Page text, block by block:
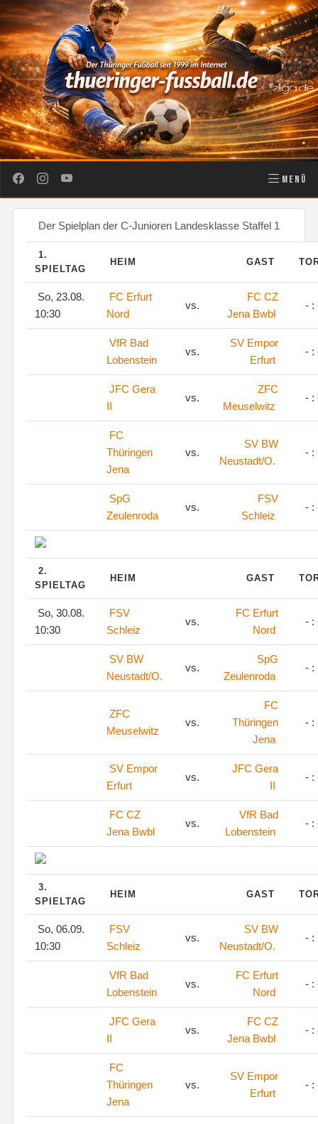
MENÜ
Der Spielplan der C-Junioren Landesklasse Staffel 1
1.
SPIELTAG
HEIM GAST
So, 23.08.
10:30
FC Erfurt
Nord
vs.
FC CZ
Jena Bwbl
- :
VfR Bad
Lobenstein
vs.
SV Empor
Erfurt
- :
JFC Gera
II
vs.
ZFC
Meuselwitz
- :
FC
Thüringen
Jena
vs.
SV BW
Neustadt/O.
- :
SpG
Zeulenroda
vs.
FSV
Schleiz
- :
2.
SPIELTAG
HEIM GAST
So, 30.08.
10:30
FSV
Schleiz
vs.
FC Erfurt
Nord
- :
SV BW
Neustadt/O.
vs.
SpG
Zeulenroda
- :
ZFC
Meuselwitz
vs.
FC
Thüringen
Jena
- :
SV Empor
Erfurt
vs.
JFC Gera
II
- :
FC CZ
Jena Bwbl
vs.
VfR Bad
Lobenstein
- :
3.
SPIELTAG
HEIM GAST
So, 06.09.
10:30
FSV
Schleiz
vs.
SV BW
Neustadt/O.
- :
VfR Bad
Lobenstein
vs.
FC Erfurt
Nord
- :
JFC Gera
II
vs.
FC CZ
Jena Bwbl
- :
FC
Thüringen
Jena
vs.
SV Empor
Erfurt
- :